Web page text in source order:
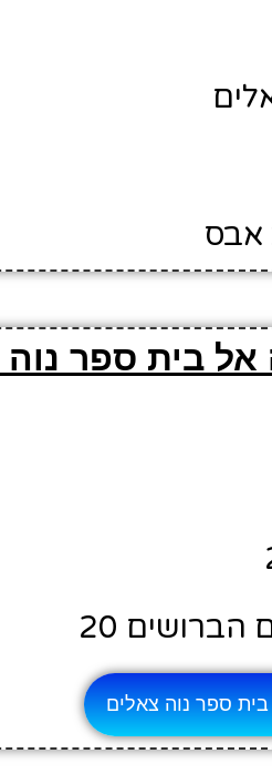
אבס
אל בית ספר
20
בית ספר נוה צאלים